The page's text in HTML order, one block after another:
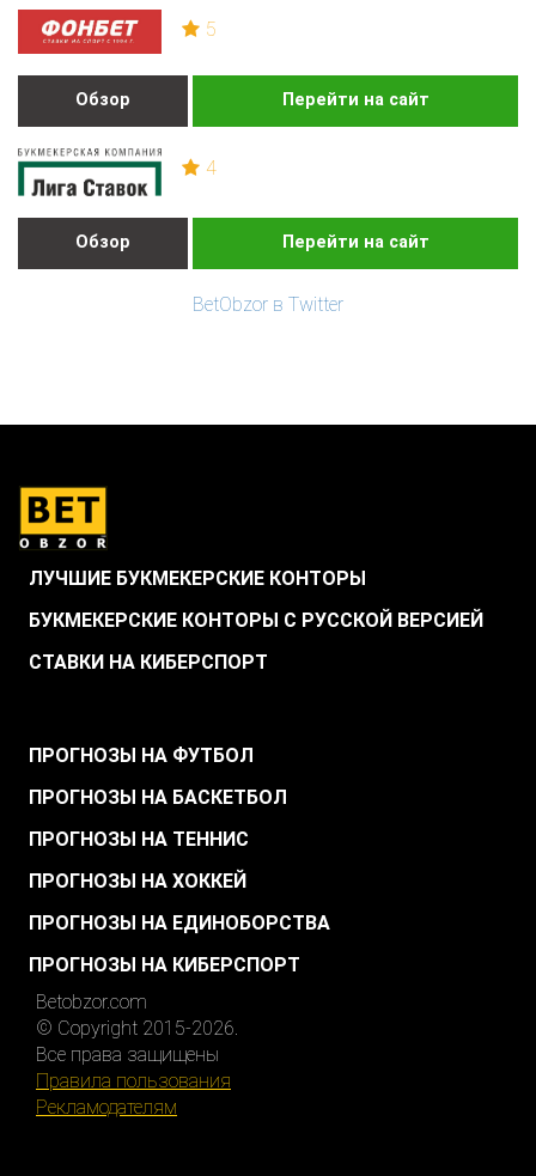
5
Обзор Перейти на сайт
4
Обзор Перейти на сайт
BetObzor в Twitter
ЛУЧШИЕ БУКМЕКЕРСКИЕ КОНТОРЫ
БУКМЕКЕРСКИЕ КОНТОРЫ С РУССКОЙ ВЕРСИЕЙ
СТАВКИ НА КИБЕРСПОРТ
ПРОГНОЗЫ НА ФУТБОЛ
ПРОГНОЗЫ НА БАСКЕТБОЛ
ПРОГНОЗЫ НА ТЕННИС
ПРОГНОЗЫ НА ХОККЕЙ
ПРОГНОЗЫ НА ЕДИНОБОРСТВА
ПРОГНОЗЫ НА КИБЕРСПОРТ
Betobzor.com
© Copyright 2015-2026.
Все права защищены
Правила пользования
Рекламодателям